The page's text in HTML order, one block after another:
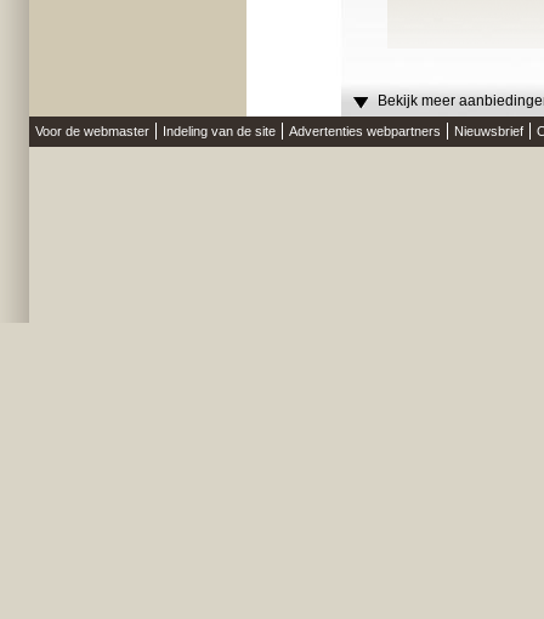
Bekijk meer
Voor de webmaster Indeling van de site Advertenties webpartners Nieuwsbrief